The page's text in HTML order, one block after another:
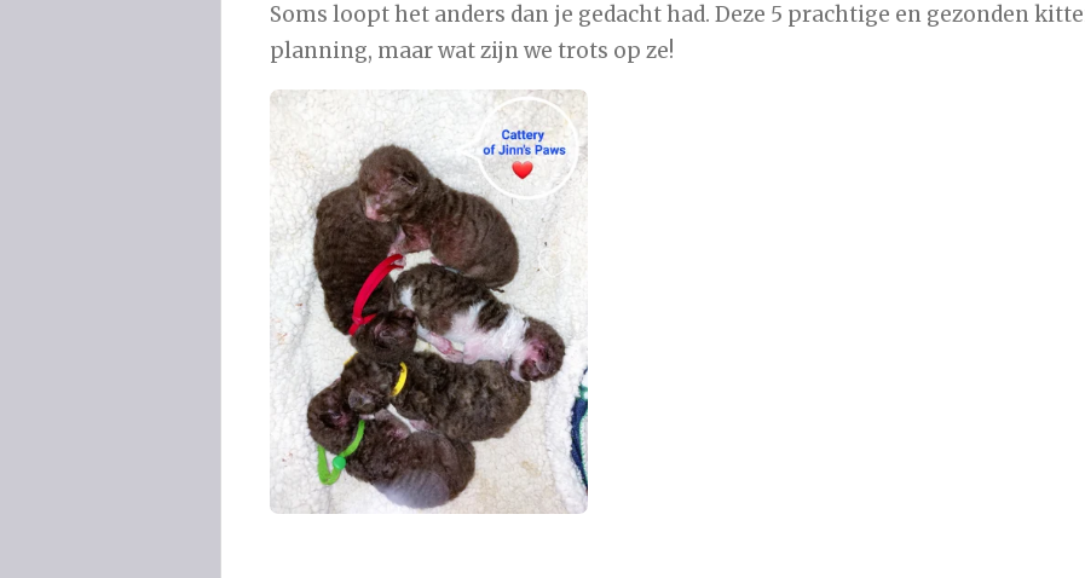
Soms loopt het anders dan je gedacht had. Deze 5 prachtige en gezonden
planning, maar wat zijn we trots op ze!